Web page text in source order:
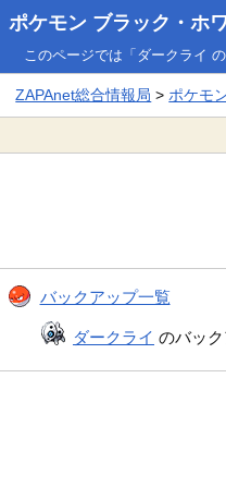
ポケモン ブラック・ホ
このページでは「ダークライ
ZAPAnet総合情報局 >ポケモ
バックアップ一覧
ダークライ のバック